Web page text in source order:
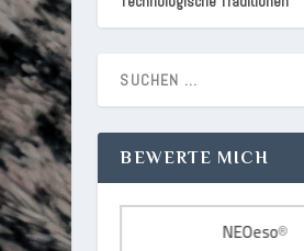
BEWERTE MICH